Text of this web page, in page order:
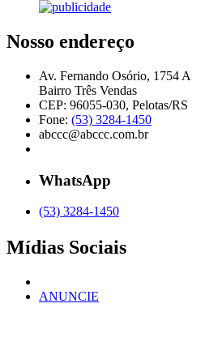
Nosso endereço
Av. Fernando Osório, 1754 A
Bairro Três Vendas
CEP: 96055-030, Pelotas/RS
Fone: (53) 3284-1450
abccc@abccc.com.br
WhatsApp
(53) 3284-1450
Mídias Sociais
ANUNCIE